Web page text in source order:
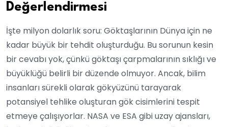
Değerlendirmesi
İşte milyon dolarlık soru: Göktaşlarının Dünya için ne
kadar büyük bir tehdit oluşturduğu. Bu sorunun kesin
bir cevabı yok, çünkü göktaşı çarpmalarının sıklığı ve
büyüklüğü belirli bir düzende olmuyor. Ancak, bilim
insanları sürekli olarak gökyüzünü tarayarak
potansiyel tehlike oluşturan gök cisimlerini tespit
etmeye çalışıyorlar. NASA ve ESA gibi uzay ajansları,